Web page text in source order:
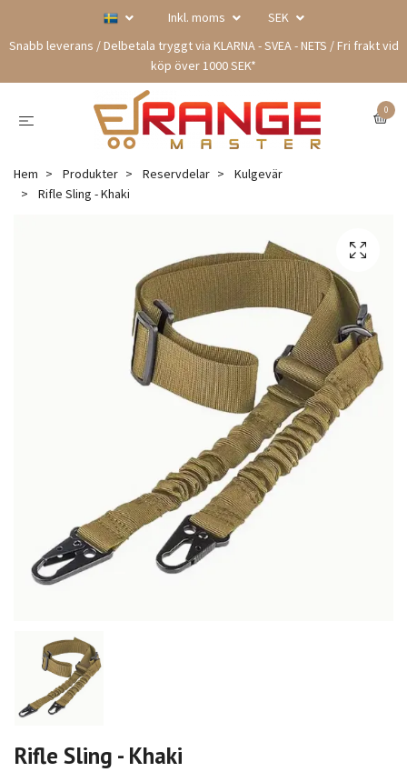
Inkl. moms
SEK
Snabb leverans / Delbetala tryggt via KLARNA - SVEA - NETS / Fri frakt vid
köp över 1000 SEK*
0
Hem Produkter Reservdelar
Kulgevär
Rifle Sling - Khaki
Rifle Sling - Khaki